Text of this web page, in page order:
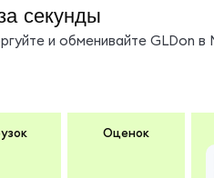
секунды
и обменивайте GLDon
Оценок